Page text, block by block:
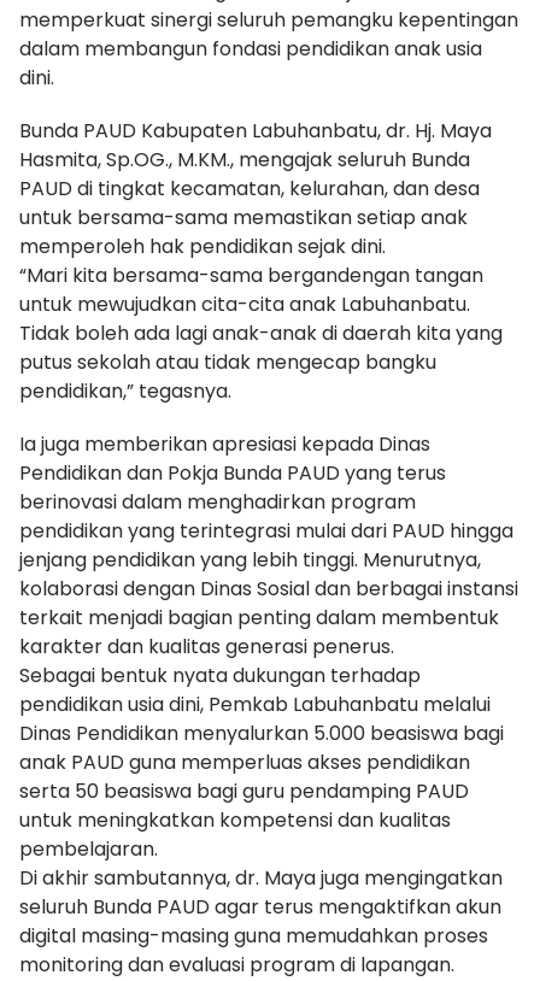
memperkuat sinergi seluruh pemangku kepentingan
dalam membangun fondasi pendidikan anak usia
dini.
Bunda PAUD Kabupaten Labuhanbatu, dr. Hj. Maya
Hasmita, Sp.OG., M.KM., mengajak seluruh Bunda
PAUD di tingkat kecamatan, kelurahan, dan desa
untuk bersama-sama memastikan setiap anak
memperoleh hak pendidikan sejak dini.
“Mari kita bersama-sama bergandengan tangan
untuk mewujudkan cita-cita anak Labuhanbatu.
Tidak boleh ada lagi anak-anak di daerah kita yang
putus sekolah atau tidak mengecap bangku
pendidikan,” tegasnya.
Ia juga memberikan apresiasi kepada Dinas
Pendidikan dan Pokja Bunda PAUD yang terus
berinovasi dalam menghadirkan program
pendidikan yang terintegrasi mulai dari PAUD hingga
jenjang pendidikan yang lebih tinggi. Menurutnya,
kolaborasi dengan Dinas Sosial dan berbagai instansi
terkait menjadi bagian penting dalam membentuk
karakter dan kualitas generasi penerus.
Sebagai bentuk nyata dukungan terhadap
pendidikan usia dini, Pemkab Labuhanbatu melalui
Dinas Pendidikan menyalurkan 5.000 beasiswa bagi
anak PAUD guna memperluas akses pendidikan
serta 50 beasiswa bagi guru pendamping PAUD
untuk meningkatkan kompetensi dan kualitas
pembelajaran.
Di akhir sambutannya, dr. Maya juga mengingatkan
seluruh Bunda PAUD agar terus mengaktifkan akun
digital masing-masing guna memudahkan proses
monitoring dan evaluasi program di lapangan.